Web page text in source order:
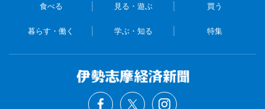
食べる 見る・遊ぶ 買う
暮らす・働く 学ぶ・知る 特集